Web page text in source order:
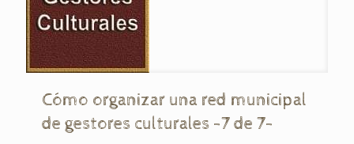
Cómo organizar una red municipal
de gestores culturales -7 de 7-